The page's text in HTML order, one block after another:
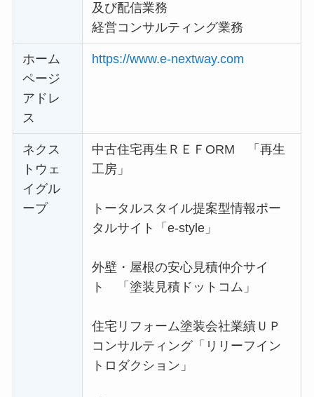
及び配信業務
経営コンサルティング業務
ホーム
ページ
アドレ
ス
https://www.e-nextway.com
ネクス
トウェ
イグル
ープ
中古住宅再生ＲＥＦORM 「再生
工房」
トータルスタイル提案型情報ポー
タルサイト「e-style」
外壁・屋根の安心見積仲介サイ
ト 「塗装見積ドットコム」
住宅リフォーム塗装会社業績ＵＰ
コンサルティング「リリーフイン
トロダクション」